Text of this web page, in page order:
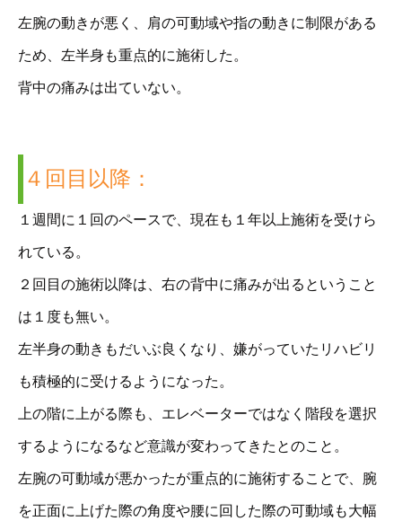
左腕の動きが悪く、肩の可動域や指の動きに制限がある
ため、左半身も重点的に施術した。
背中の痛みは出ていない。
４回目以降：
１週間に１回のペースで、現在も１年以上施術を受けら
れている。
２回目の施術以降は、右の背中に痛みが出るということ
は１度も無い。
左半身の動きもだいぶ良くなり、嫌がっていたリハビリ
も積極的に受けるようになった。
上の階に上がる際も、エレベーターではなく階段を選択
するようになるなど意識が変わってきたとのこと。
左腕の可動域が悪かったが重点的に施術することで、腕
を正面に上げた際の角度や腰に回した際の可動域も大幅